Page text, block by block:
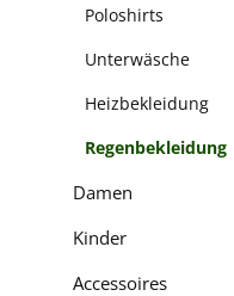
Poloshirts
Unterwäsche
Heizbekleidung
Regenbekleidung
Damen
Kinder
Accessoires